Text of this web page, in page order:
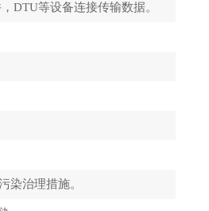
DTU等设备连接传输数据。
染治理措施。